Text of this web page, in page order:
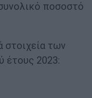
ποσοστό
στοιχεία των
έτους 2023: